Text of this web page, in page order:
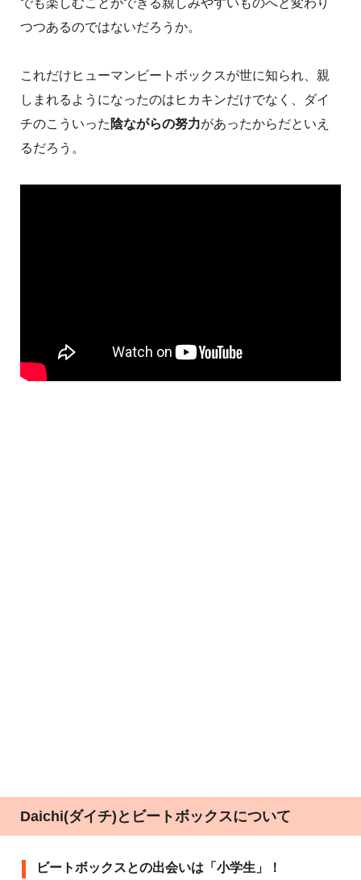
でも楽しむことができる親しみやすいものへと変わり
つつあるのではないだろうか。
これだけヒューマンビートボックスが世に知られ、親
しまれるようになったのはヒカキンだけでなく、ダイ
チのこういった 陰ながらの努力があったからだといえ
るだろう。
Daichi(ダイチ)とビートボックスについて
ビートボックスとの出会いは「小学生」！